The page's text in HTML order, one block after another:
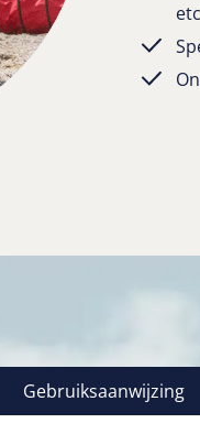
Gebruiksaanwijzing